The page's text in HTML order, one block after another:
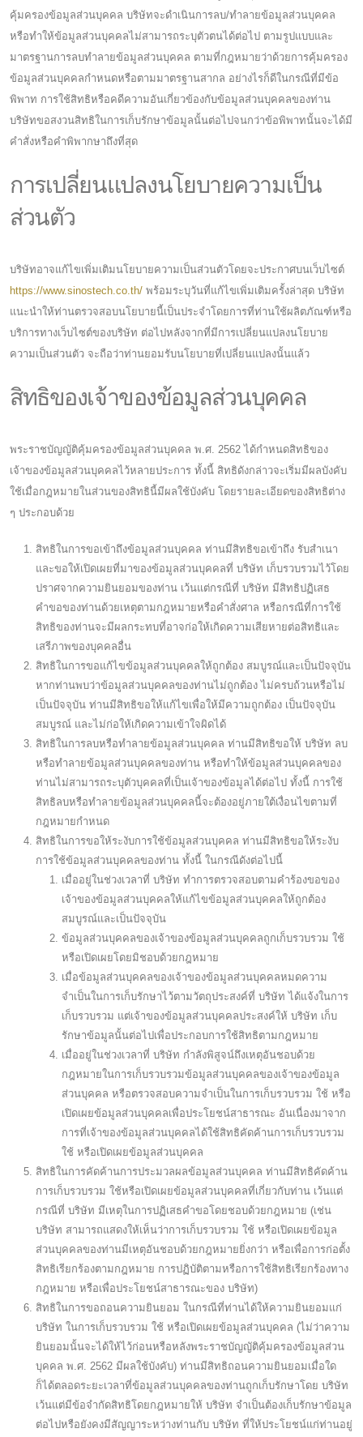
คุ้มครองข้อมูลส่วนบุคคล บริษัทจะดำเนินการลบ/ทำลายข้อมูลส่วนบุคคล
หรือทำให้ข้อมูลส่วนบุคคลไม่สามารถระบุตัวตนได้ต่อไป ตามรูปแบบและ
มาตรฐานการลบทำลายข้อมูลส่วนบุคคล ตามที่กฎหมายว่าด้วยการคุ้มครอง
ข้อมูลส่วนบุคคลกำหนดหรือตามมาตรฐานสากล อย่างไรก็ดีในกรณีที่มีข้อ
พิพาท การใช้สิทธิหรือคดีความอันเกี่ยวข้องกับข้อมูลส่วนบุคคลของท่าน
บริษัทขอสงวนสิทธิในการเก็บรักษาข้อมูลนั้นต่อไปจนกว่าข้อพิพาทนั้นจะได้มี
คำสั่งหรือคำพิพากษาถึงที่สุด
การเปลี่ยนแปลงนโยบายความเป็น
ส่วนตัว
บริษัทอาจแก้ไขเพิ่มเติมนโยบายความเป็นส่วนตัวโดยจะประกาศบนเว็บไซต์
https://www.sinostech.co.th/ พร้อมระบุวันที่แก้ไขเพิ่มเติมครั้งล่าสุด บริษัท
แนะนำให้ท่านตรวจสอบนโยบายนี้เป็นประจำโดยการที่ท่านใช้ผลิตภัณฑ์หรือ
บริการทางเว็บไซต์ของบริษัท ต่อไปหลังจากที่มีการเปลี่ยนแปลงนโยบาย
ความเป็นส่วนตัว จะถือว่าท่านยอมรับนโยบายที่เปลี่ยนแปลงนั้นแล้ว
สิทธิของเจ้าของข้อมูลส่วนบุคคล
พระราชบัญญัติคุ้มครองข้อมูลส่วนบุคคล พ.ศ. 2562 ได้กำหนดสิทธิของ
เจ้าของข้อมูลส่วนบุคคลไว้หลายประการ ทั้งนี้ สิทธิดังกล่าวจะเริ่มมีผลบังคับ
ใช้เมื่อกฎหมายในส่วนของสิทธินี้มีผลใช้บังคับ โดยรายละเอียดของสิทธิต่าง
ๆ ประกอบด้วย
สิทธิในการขอเข้าถึงข้อมูลส่วนบุคคล ท่านมีสิทธิขอเข้าถึง รับสำเนา
และขอให้เปิดเผยที่มาของข้อมูลส่วนบุคคลที่ บริษัท เก็บรวบรวมไว้โดย
ปราศจากความยินยอมของท่าน เว้นแต่กรณีที่ บริษัท มีสิทธิปฏิเสธ
คำขอของท่านด้วยเหตุตามกฎหมายหรือคำสั่งศาล หรือกรณีที่การใช้
สิทธิของท่านจะมีผลกระทบที่อาจก่อให้เกิดความเสียหายต่อสิทธิและ
เสรีภาพของบุคคลอื่น
สิทธิในการขอแก้ไขข้อมูลส่วนบุคคลให้ถูกต้อง สมบูรณ์และเป็นปัจจุบัน
หากท่านพบว่าข้อมูลส่วนบุคคลของท่านไม่ถูกต้อง ไม่ครบถ้วนหรือไม่
เป็นปัจจุบัน ท่านมีสิทธิขอให้แก้ไขเพื่อให้มีความถูกต้อง เป็นปัจจุบัน
สมบูรณ์ และไม่ก่อให้เกิดความเข้าใจผิดได้
สิทธิในการลบหรือทำลายข้อมูลส่วนบุคคล ท่านมีสิทธิขอให้ บริษัท ลบ
หรือทำลายข้อมูลส่วนบุคคลของท่าน หรือทำให้ข้อมูลส่วนบุคคลของ
ท่านไม่สามารถระบุตัวบุคคลที่เป็นเจ้าของข้อมูลได้ต่อไป ทั้งนี้ การใช้
สิทธิลบหรือทำลายข้อมูลส่วนบุคคลนี้จะต้องอยู่ภายใต้เงื่อนไขตามที่
กฎหมายกำหนด
สิทธิในการขอให้ระงับการใช้ข้อมูลส่วนบุคคล ท่านมีสิทธิขอให้ระงับ
การใช้ข้อมูลส่วนบุคคลของท่าน ทั้งนี้ ในกรณีดังต่อไปนี้
เมื่ออยู่ในช่วงเวลาที่ บริษัท ทำการตรวจสอบตามคำร้องขอของ
เจ้าของข้อมูลส่วนบุคคลให้แก้ไขข้อมูลส่วนบุคคลให้ถูกต้อง
สมบูรณ์และเป็นปัจจุบัน
ข้อมูลส่วนบุคคลของเจ้าของข้อมูลส่วนบุคคลถูกเก็บรวบรวม ใช้
หรือเปิดเผยโดยมิชอบด้วยกฎหมาย
เมื่อข้อมูลส่วนบุคคลของเจ้าของข้อมูลส่วนบุคคลหมดความ
จำเป็นในการเก็บรักษาไว้ตามวัตถุประสงค์ที่ บริษัท ได้แจ้งในการ
เก็บรวบรวม แต่เจ้าของข้อมูลส่วนบุคคลประสงค์ให้ บริษัท เก็บ
รักษาข้อมูลนั้นต่อไปเพื่อประกอบการใช้สิทธิตามกฎหมาย
เมื่ออยู่ในช่วงเวลาที่ บริษัท กำลังพิสูจน์ถึงเหตุอันชอบด้วย
กฎหมายในการเก็บรวบรวมข้อมูลส่วนบุคคลของเจ้าของข้อมูล
ส่วนบุคคล หรือตรวจสอบความจำเป็นในการเก็บรวบรวม ใช้ หรือ
เปิดเผยข้อมูลส่วนบุคคลเพื่อประโยชน์สาธารณะ อันเนื่องมาจาก
การที่เจ้าของข้อมูลส่วนบุคคลได้ใช้สิทธิคัดค้านการเก็บรวบรวม
ใช้ หรือเปิดเผยข้อมูลส่วนบุคคล
สิทธิในการคัดค้านการประมวลผลข้อมูลส่วนบุคคล ท่านมีสิทธิคัดค้าน
การเก็บรวบรวม ใช้หรือเปิดเผยข้อมูลส่วนบุคคลที่เกี่ยวกับท่าน เว้นแต่
กรณีที่ บริษัท มีเหตุในการปฏิเสธคำขอโดยชอบด้วยกฎหมาย (เช่น
บริษัท สามารถแสดงให้เห็นว่าการเก็บรวบรวม ใช้ หรือเปิดเผยข้อมูล
ส่วนบุคคลของท่านมีเหตุอันชอบด้วยกฎหมายยิ่งกว่า หรือเพื่อการก่อตั้ง
สิทธิเรียกร้องตามกฎหมาย การปฏิบัติตามหรือการใช้สิทธิเรียกร้องทาง
กฎหมาย หรือเพื่อประโยชน์สาธารณะของ บริษัท)
สิทธิในการขอถอนความยินยอม ในกรณีที่ท่านได้ให้ความยินยอมแก่
บริษัท ในการเก็บรวบรวม ใช้ หรือเปิดเผยข้อมูลส่วนบุคคล (ไม่ว่าความ
ยินยอมนั้นจะได้ให้ไว้ก่อนหรือหลังพระราชบัญญัติคุ้มครองข้อมูลส่วน
บุคคล พ.ศ. 2562 มีผลใช้บังคับ) ท่านมีสิทธิถอนความยินยอมเมื่อใด
ก็ได้ตลอดระยะเวลาที่ข้อมูลส่วนบุคคลของท่านถูกเก็บรักษาโดย บริษัท
เว้นแต่มีข้อจำกัดสิทธิโดยกฎหมายให้ บริษัท จำเป็นต้องเก็บรักษาข้อมูล
ต่อไปหรือยังคงมีสัญญาระหว่างท่านกับ บริษัท ที่ให้ประโยชน์แก่ท่านอยู่